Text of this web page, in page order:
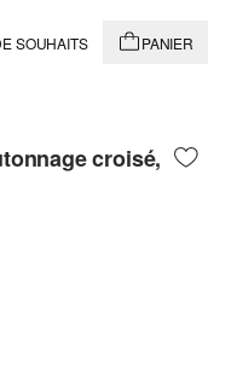
SOUHAITS PANIER
croisé,